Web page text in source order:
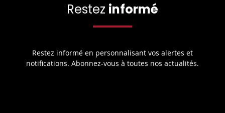
Restez informé
Restez informé en personnalisant vos alertes et
notifications. Abonnez-vous à toutes nos actualités.